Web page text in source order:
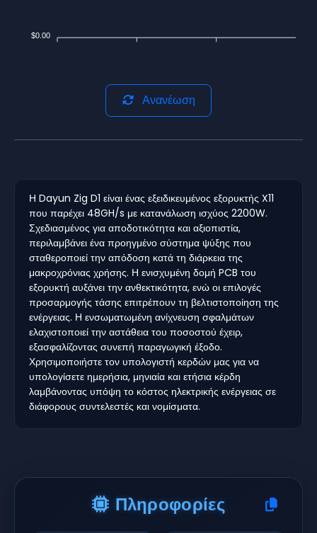
$0.00
Ανανέωση
Η Dayun Zig D1 είναι ένας εξειδικευμένος εξορυκτής X11
που παρέχει 48GH/s με κατανάλωση ισχύος 2200W.
Σχεδιασμένος για αποδοτικότητα και αξιοπιστία,
περιλαμβάνει ένα προηγμένο σύστημα ψύξης που
σταθεροποιεί την απόδοση κατά τη διάρκεια της
μακροχρόνιας χρήσης. Η ενισχυμένη δομή PCB του
εξορυκτή αυξάνει την ανθεκτικότητα, ενώ οι επιλογές
προσαρμογής τάσης επιτρέπουν τη βελτιστοποίηση της
ενέργειας. Η ενσωματωμένη ανίχνευση σφαλμάτων
ελαχιστοποιεί την αστάθεια του ποσοστού έχειρ,
εξασφαλίζοντας συνεπή παραγωγική έξοδο.
Χρησιμοποιήστε τον υπολογιστή κερδών μας για να
υπολογίσετε ημερήσια, μηνιαία και ετήσια κέρδη
λαμβάνοντας υπόψη το κόστος ηλεκτρικής ενέργειας σε
διάφορους συντελεστές και νομίσματα.
Πληροφορίες